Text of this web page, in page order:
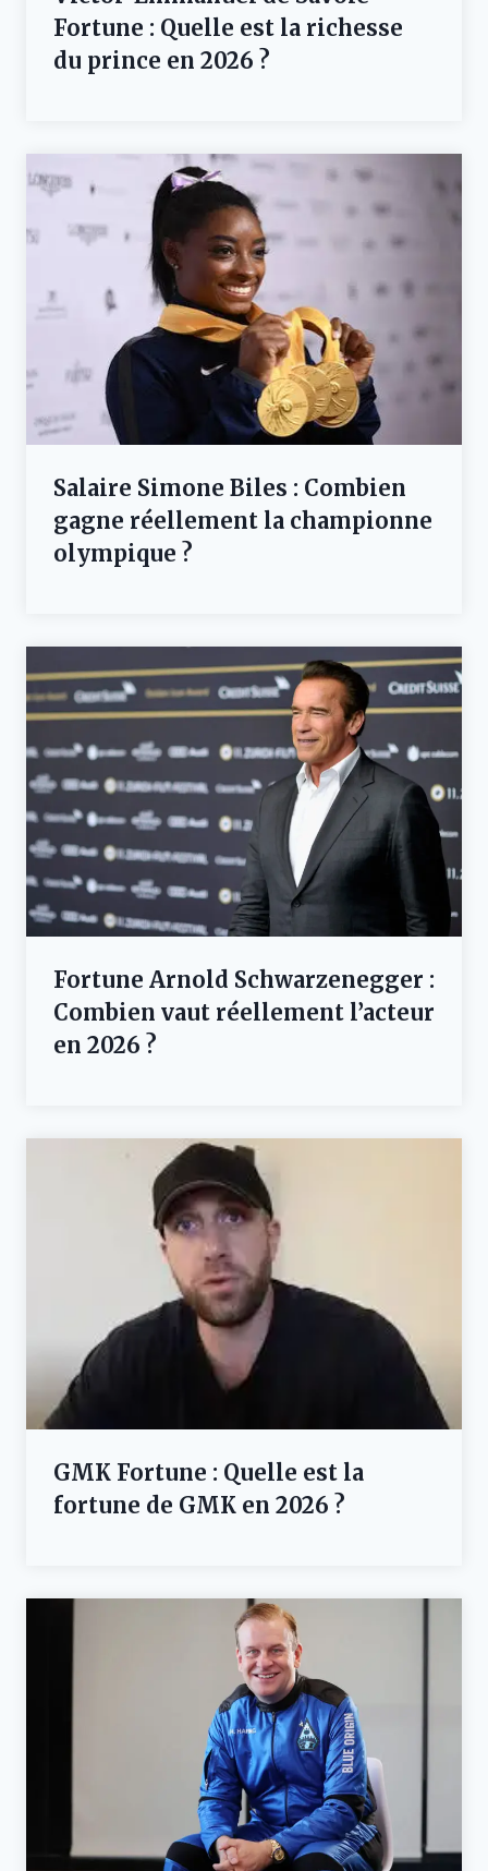
Fortune : Quelle est la richesse
du prince en 2026 ?
Salaire Simone Biles : Combien
gagne réellement la championne
olympique ?
Fortune Arnold Schwarzenegger :
Combien vaut réellement l’acteur
en 2026 ?
GMK Fortune : Quelle est la
fortune de GMK en 2026 ?